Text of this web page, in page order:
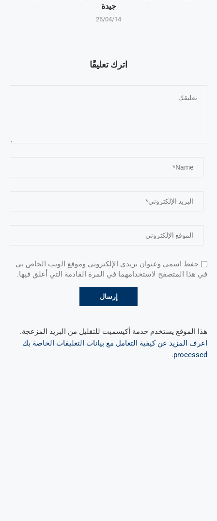
جيدة
26/04/14
اترك تعليقًا
حفظ اسمي وعنوان بريدي الإلكتروني وموقع الويب الخاص بي
في هذا المتصفح لاستخدامهما في المرة القادمة التي أعلق فيها.
هذا الموقع يستخدم خدمة أكيسميت للتقليل من البريد المزعجة.
اعرف المزيد عن كيفية التعامل مع بيانات التعليقات الخاصة بك
processed
.